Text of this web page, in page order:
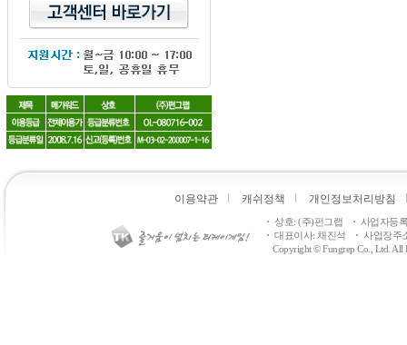
이용약관 캐쉬정책 개인정보처리방침
상호: (주)펀그랩
사업자등
대표이사: 채진석
사업장주
Copyright © Fungrep Co., Ltd. All